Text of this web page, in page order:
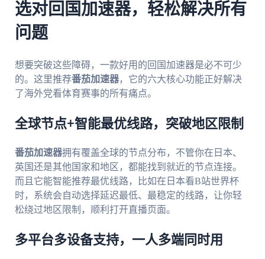
选对回国加速器，轻松解决所有
问题
想要突破这些障碍，一款好用的回国加速器是必不可少
的。这里推荐番茄加速器，它的六大核心功能正好解决
了海外党看体育赛事的所有痛点。
全球节点+智能最优线路，突破地区限制
番茄加速器拥有覆盖全球的节点分布，不管你在日本、
英国还是其他国家和地区，都能找到就近的节点连接。
而且它能智能推荐最优线路，比如在日本看B站世界杯
时，系统会自动选择延迟最低、最稳定的线路，让你轻
松绕过地区限制，顺利打开直播页面。
多平台多设备支持，一人多端同时用